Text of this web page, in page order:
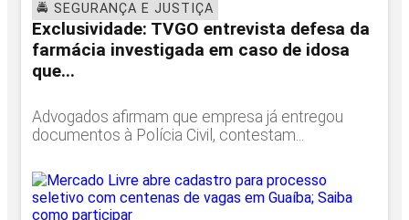
🚔 SEGURANÇA E JUSTIÇA
Exclusividade: TVGO entrevista defesa da
farmácia investigada em caso de idosa
que...
Advogados afirmam que empresa já entregou
documentos à Polícia Civil, contestam...